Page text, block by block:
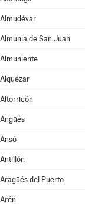
Almudévar
Almunia de San Juan
Almuniente
Alquézar
Altorricón
Angüés
Ansó
Antillón
Aragüés del Puerto
Arén